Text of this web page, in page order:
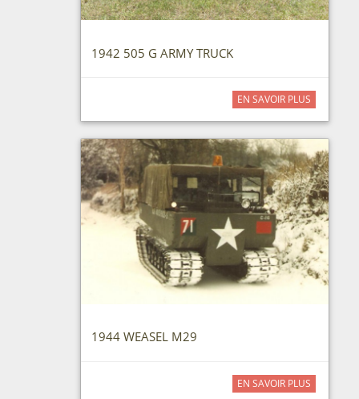
1942 505 G ARMY TRUCK
EN SAVOIR PLUS
1944 WEASEL M29
EN SAVOIR PLUS